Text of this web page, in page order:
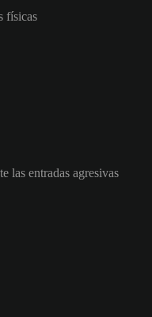
físicas
las entradas agresivas